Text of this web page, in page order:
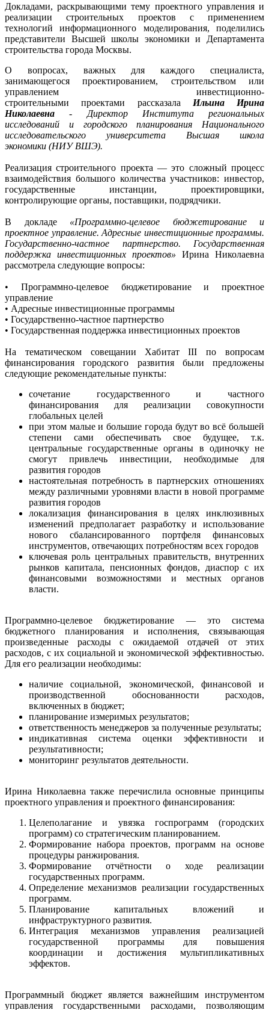
Докладами, раскрывающими тему проектного управления и
реализации строительных проектов с применением
технологий информационного моделирования, поделились
представители Высшей школы экономики и Департамента
строительства города Москвы.
О вопросах, важных для каждого специалиста,
занимающегося проектированием, строительством или
управлением инвестиционно-
строительными проектами рассказала Ильина Ирина
Николаевна - Директор Института региональных
исследований и городского планирования Национального
исследовательского университета Высшая школа
экономики (НИУ ВШЭ).
Реализация строительного проекта — это сложный процесс
взаимодействия большого количества участников: инвестор,
государственные инстанции, проектировщики,
контролирующие органы, поставщики, подрядчики.
В докладе «Программно-целевое бюджетирование и
проектное управление. Адресные инвестиционные программы.
Государственно-частное партнерство. Государственная
поддержка инвестиционных проектов» Ирина Николаевна
рассмотрела следующие вопросы:
• Программно-целевое бюджетирование и проектное
управление
• Адресные инвестиционные программы
• Государственно-частное партнерство
• Государственная поддержка инвестиционных проектов
На тематическом совещании Хабитат III по вопросам
финансирования городского развития были предложены
следующие рекомендательные пункты:
сочетание государственного и частного
финансирования для реализации совокупности
глобальных целей
при этом малые и большие города будут во всё большей
степени сами обеспечивать свое будущее, т.к.
центральные государственные органы в одиночку не
смогут привлечь инвестиции, необходимые для
развития городов
настоятельная потребность в партнерских отношениях
между различными уровнями власти в новой программе
развития городов
локализация финансирования в целях инклюзивных
изменений предполагает разработку и использование
нового сбалансированного портфеля финансовых
инструментов, отвечающих потребностям всех городов
ключевая роль центральных правительств, внутренних
рынков капитала, пенсионных фондов, диаспор с их
финансовыми возможностями и местных органов
власти.
Программно-целевое бюджетирование — это система
бюджетного планирования и исполнения, связывающая
произведенные расходы с ожидаемой отдачей от этих
расходов, с их социальной и экономической эффективностью.
Для его реализации необходимы:
наличие социальной, экономической, финансовой и
производственной обоснованности расходов,
включенных в бюджет;
планирование измеримых результатов;
ответственность менеджеров за полученные результаты;
индикативная система оценки эффективности и
результативности;
мониторинг результатов деятельности.
Ирина Николаевна также перечислила основные принципы
проектного управления и проектного финансирования:
Целеполагание и увязка госпрограмм (городских
программ) со стратегическим планированием.
Формирование набора проектов, программ на основе
процедуры ранжирования.
Формирование отчётности о ходе реализации
государственных программ.
Определение механизмов реализации государственных
программ.
Планирование капитальных вложений и
инфраструктурного развития.
Интеграция механизмов управления реализацией
государственной программы для повышения
координации и достижения мультипликативных
эффектов.
Программный бюджет является важнейшим инструментом
управления государственными расходами, позволяющим